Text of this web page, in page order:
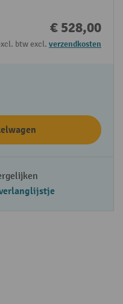
€ 528,00
btw excl. verzendkosten
verlanglijstje